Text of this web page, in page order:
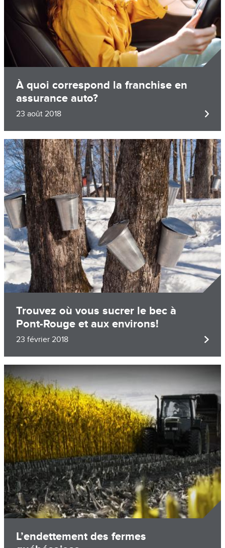
À quoi correspond la franchise en
assurance auto?
23 août 2018
Image
Trouvez où vous sucrer le bec à
Pont-Rouge et aux environs!
23 février 2018
Image
L’endettement des fermes